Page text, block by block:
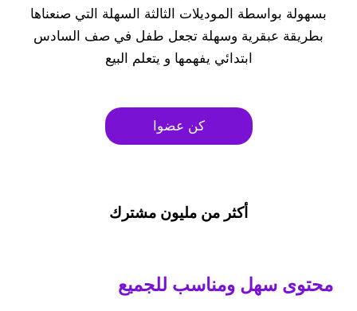
بسهولة بواسطة الموديلات الثالثة السهلة التي صنعناها
بطريقة عبقرية وسهلة تجعل طفل في صف السادس
ابتدائي يفهمها و يتعلم البيع
كن عضوا
أكثر من مليون مشترك
محتوى سهل ومناسب للجميع